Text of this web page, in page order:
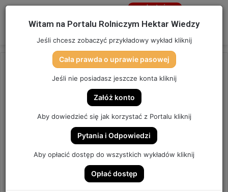
Menu
Jesteś
Strona główna/OSTATNIO DODANE
Forum Maszynowe Hektar
Wiedzy: PIELNIKI
Forum Maszynowe Hektar Wiedzy: PIELNIKI
Hektar Wiedzy Admin
Send2 sierpnia 2024
Witam na Portalu Rolniczym Hektar Wiedzy
Jeśli chcesz zobaczyć przykładowy wykład kliknij
Cała prawda o uprawie pasowej
Jeśli nie posiadasz jeszcze konta kliknij
Załóż konto
Aby dowiedzieć się jak korzystać z Portalu kliknij
Pytania i Odpowiedzi
Aby opłacić dostęp do wszystkich wykładów kliknij
Opłać dostęp